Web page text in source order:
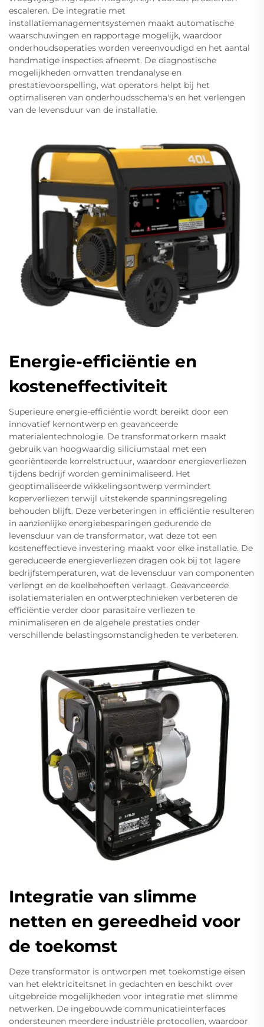
escaleren. De integratie met
installatiemanagementsystemen maakt automatische
waarschuwingen en rapportage mogelijk, waardoor
onderhoudsoperaties worden vereenvoudigd en het aantal
handmatige inspecties afneemt. De diagnostische
mogelijkheden omvatten trendanalyse en
prestatievoorspelling, wat operators helpt bij het
optimaliseren van onderhoudsschema's en het verlengen
van de levensduur van de installatie.
Energie-efficiëntie en
kosteneffectiviteit
Superieure energie-efficiëntie wordt bereikt door een
innovatief kernontwerp en geavanceerde
materialentechnologie. De transformatorkern maakt
gebruik van hoogwaardig siliciumstaal met een
georiënteerde korrelstructuur, waardoor energieverliezen
tijdens bedrijf worden geminimaliseerd. Het
geoptimaliseerde wikkelingsontwerp vermindert
koperverliezen terwijl uitstekende spanningsregeling
behouden blijft. Deze verbeteringen in efficiëntie resulteren
in aanzienlijke energiebesparingen gedurende de
levensduur van de transformator, wat deze tot een
kosteneffectieve investering maakt voor elke installatie. De
gereduceerde energieverliezen dragen ook bij tot lagere
bedrijfstemperaturen, wat de levensduur van componenten
verlengt en de koelbehoeften verlaagt. Geavanceerde
isolatiematerialen en ontwerptechnieken verbeteren de
efficiëntie verder door parasitaire verliezen te
minimaliseren en de algehele prestaties onder
verschillende belastingsomstandigheden te verbeteren.
Integratie van slimme
netten en gereedheid voor
de toekomst
Deze transformator is ontworpen met toekomstige eisen
van het elektriciteitsnet in gedachten en beschikt over
uitgebreide mogelijkheden voor integratie met slimme
netwerken. De ingebouwde communicatieinterfaces
ondersteunen meerdere industriële protocollen, waardoor